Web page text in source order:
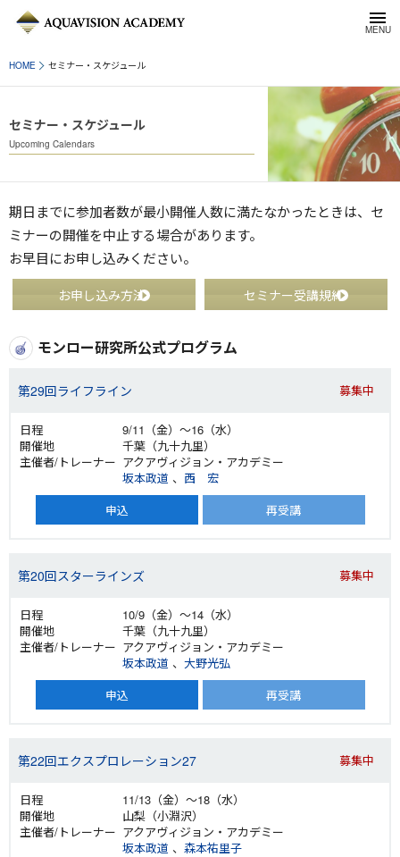
HOME セミナー・スケジュール
セミナー・スケジュール
Upcoming Calendars
期日までに参加者数が最小開催人数に満たなかったときは、セ
ミナーの開催を中止する場合があります。
お早目にお申し込みください。
お申し込み方法 セミナー受講規約
モンロー研究所公式プログラム
第29回ライフライン 募集中
9/11（金）～16（水）
千葉（九十九里）
アクアヴィジョン・アカデミー
坂本政道 、 西 宏
申込
再受講
第20回スターラインズ 募集中
10/9（金）～14（水）
千葉（九十九里）
アクアヴィジョン・アカデミー
坂本政道 、 大野光弘
申込
再受講
第22回エクスプロレーション27 募集中
11/13（金）～18（水）
山梨（小淵沢）
アクアヴィジョン・アカデミー
坂本政道 、 森本祐里子